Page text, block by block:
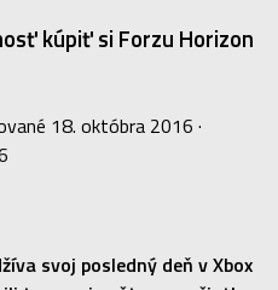
kúpiť si Forzu Horizon
18. októbra 2016 ·
svoj posledný deň v Xbox